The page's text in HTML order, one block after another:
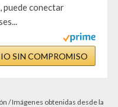
puede conectar
SIN COMPROMISO
/ Imágenes obtenidas desde la